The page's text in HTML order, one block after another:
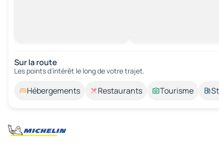
Sur la route
Les points d’intérêt le long de votre trajet.
Hébergements Restaurants Tourisme